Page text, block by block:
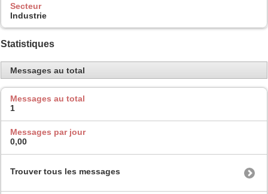
Secteur
Industrie
Statistiques
Messages au total
Messages au total
1
Messages par jour
0,00
Trouver tous les messages